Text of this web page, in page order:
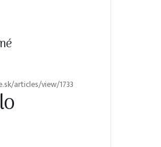
articles/view/1733